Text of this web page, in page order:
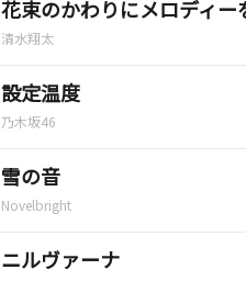
花束のかわりにメロディー
清水翔太
設定温度
乃木坂46
雪の音
Novelbright
ニルヴァーナ